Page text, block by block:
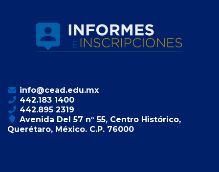
info@cead.edu.mx
442.183 1400
442.895 2319
Avenida Del 57 n° 55, Centro Histórico,
Querétaro, México. C.P. 76000